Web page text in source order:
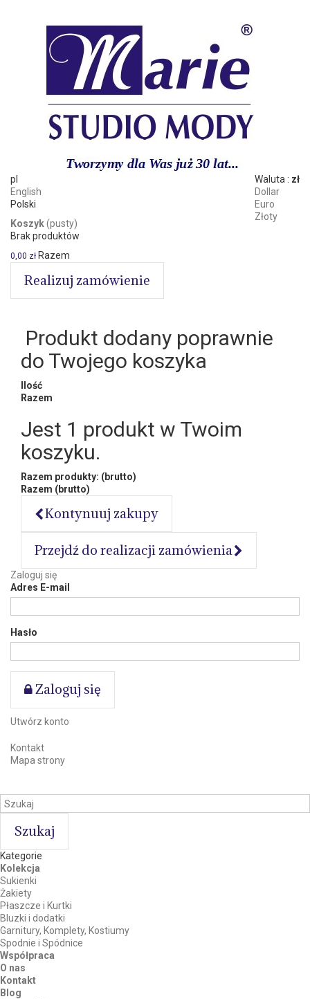
Waluta : zł
Dollar
Euro
Złoty
pl
English
Polski
Koszyk(pusty)
Brak produktów
0,00 zł Razem
Realizuj zamówienie
Produkt dodany poprawnie
do Twojego koszyka
Ilość
Razem
Jest 1 produkt w Twoim
koszyku.
Razem produkty: (brutto)
Razem (brutto)
Kontynuuj zakupy
Przejdź do realizacji zamówienia
Zaloguj się
Adres E-mail
Hasło
Zaloguj się
Utwórz konto
Kontakt
Mapa strony
Szukaj
Kategorie
Kolekcja
Sukienki
Żakiety
Płaszcze i Kurtki
Bluzki i dodatki
Garnitury, Komplety, Kostiumy
Spodnie i Spódnice
Współpraca
O nas
Kontakt
Blog